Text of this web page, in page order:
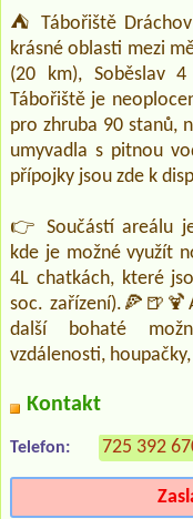
⛺ Tábořiště
krásné oblasti mezi
(20 km), Soběslav
Tábořiště je
pro zhruba 90 stanů,
umyvadla s pitnou
přípojky jsou zde k
👉 Součástí areálu
kde je možné využít
4L chatkách, které
soc.
další bohaté
vzdálenosti,
Kontakt
Telefon: 725 392